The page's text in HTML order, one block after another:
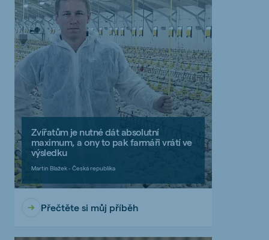
Zvířatům je nutné dát absolutní
maximum, a ony to pak farmáři vrátí ve
výsledku
Martin Blažek - Česká republika
Přečtěte si můj příběh